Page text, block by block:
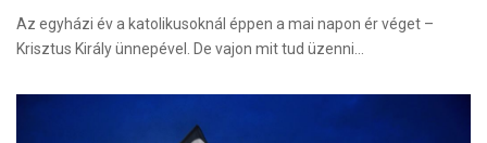
Az egyházi év a katolikusoknál éppen a mai napon ér véget –
Krisztus Király ünnepével. De vajon mit tud üzenni…